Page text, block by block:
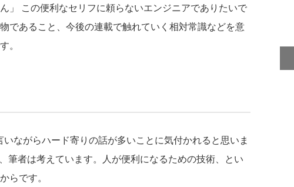
」 この便利なセリフに頼らないエンジニアでありたいで
であること、今後の連載で触れていく相対常識などを意
。
ながらハード寄りの話が多いことに気付かれると思いま
筆者は考えています。人が便利になるための技術、とい
らです。